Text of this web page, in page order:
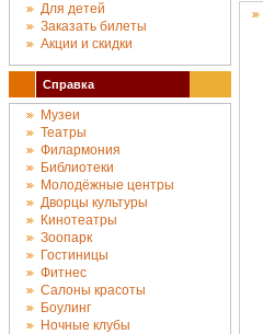
Для детей
Заказать билеты
Акции и скидки
Справка
Музеи
Театры
Филармония
Библиотеки
Молодёжные центры
Дворцы культуры
Кинотеатры
Зоопарк
Гостиницы
Фитнес
Салоны красоты
Боулинг
Ночные клубы